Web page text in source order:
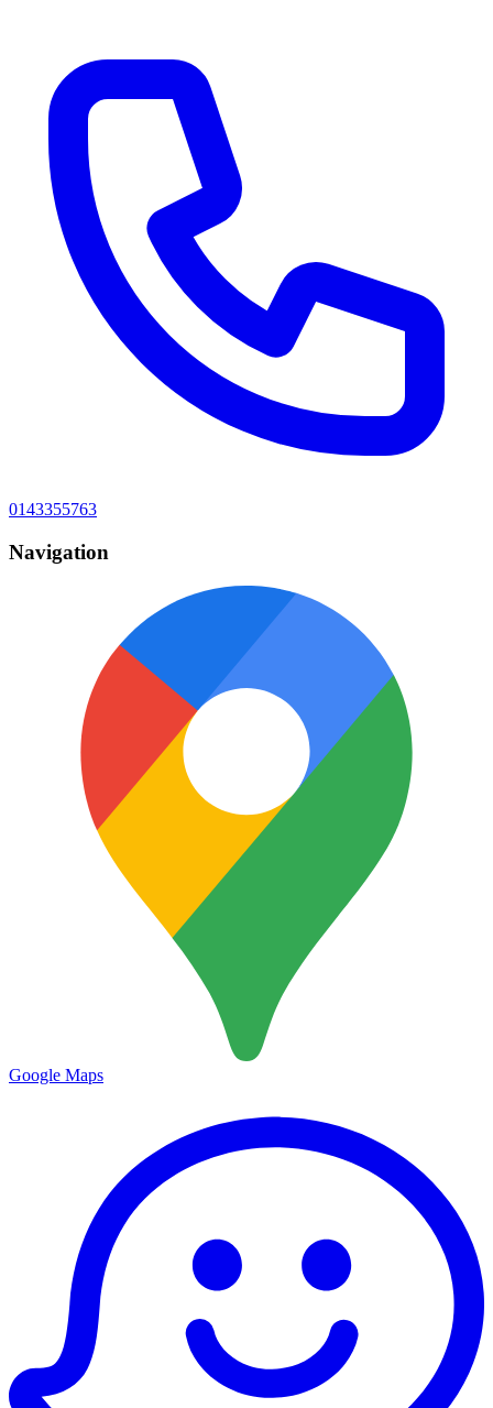
0143355763
Navigation
Google Maps